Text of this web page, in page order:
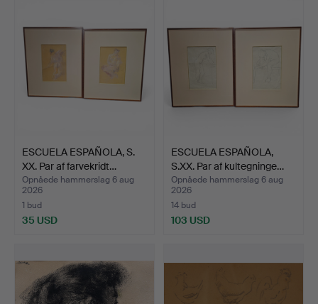
ESCUELA ESPAÑOLA, S.
XX. Par af farvekridt…
Opnåede hammerslag 6 aug
2026
1 bud
35 USD
ESCUELA ESPAÑOLA,
S.XX. Par af kultegninge…
Opnåede hammerslag 6 aug
2026
14 bud
103 USD